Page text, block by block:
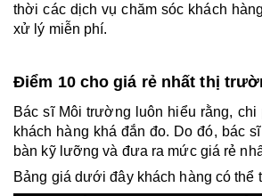
thời các dịch vụ chăm sóc khách
xử lý miễn phí.
Điểm 10 cho giá rẻ nhất thị
Bác sĩ Môi trường luôn hiểu rằng, chi
khách hàng khá đắn đo. Do đó, bác
bàn kỹ lưỡng và đưa ra mức giá rẻ
Bảng giá dưới đây khách hàng có thể